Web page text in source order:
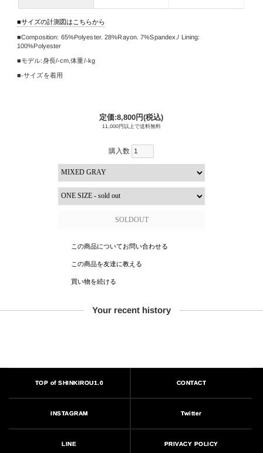
サイズの計測図はこちらから
Composition: 65%Polyester. 28%Rayon. 7%Spandex./ Lining:
100%Polyester
モデル:身長/-cm,体重/-kg
-サイズを着用
定価:8,800円(税込)
11,000円以上で送料無料
購入数
この商品についてお問い合わせる
この商品を友達に教える
買い物を続ける
Your recent history
TOP of SHINKIROU1.0 CONTACT
INSTAGRAM Twitter
LINE PRIVACY POLICY